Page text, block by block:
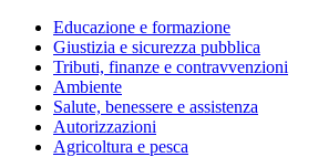
Educazione e formazione
Giustizia e sicurezza pubblica
Tributi, finanze e contravvenzioni
Ambiente
Salute, benessere e assistenza
Autorizzazioni
Agricoltura e pesca